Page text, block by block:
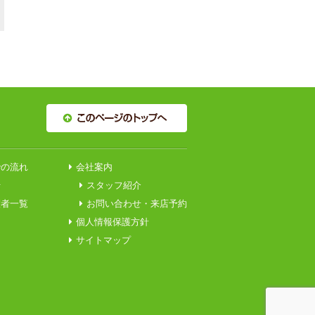
流れ
一覧
会社案内
スタッフ紹介
お問い合わせ・来店予約
個人情報保護方針
サイトマップ